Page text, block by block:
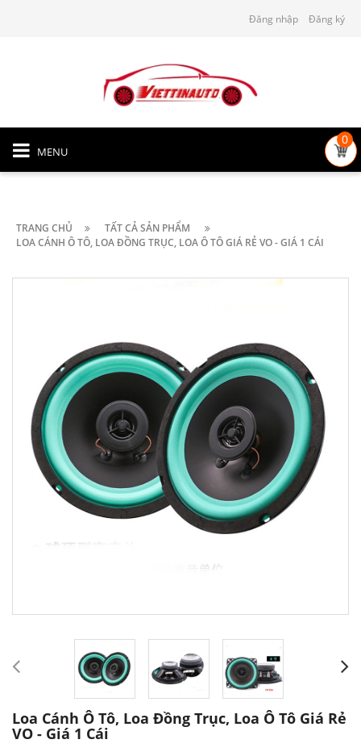
Đăng nhập Đăng ký
MENU
0
TRANG CHỦ
TẤT CẢ SẢN PHẨM
LOA CÁNH Ô TÔ, LOA ĐỒNG TRỤC, LOA Ô TÔ GIÁ RẺ VO - GIÁ 1 CÁI
Loa Cánh Ô Tô, Loa Đồng Trục, Loa Ô Tô Giá Rẻ
VO - Giá 1 Cái